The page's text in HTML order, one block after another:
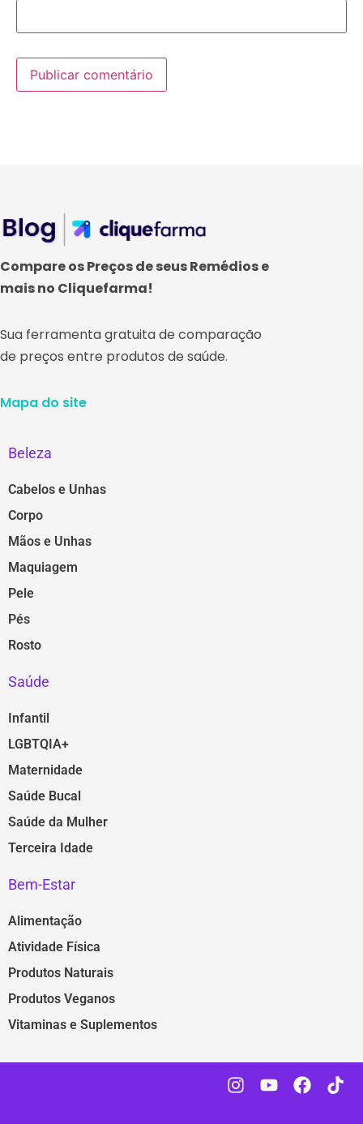
Compare os Preços de seus Remédios e
mais no Cliquefarma!
Sua ferramenta gratuita de comparação
de preços entre produtos de saúde.
Mapa do site
Beleza
Cabelos e Unhas
Corpo
Mãos e Unhas
Maquiagem
Pele
Pés
Rosto
Saúde
Infantil
LGBTQIA+
Maternidade
Saúde Bucal
Saúde da Mulher
Terceira Idade
Bem-Estar
Alimentação
Atividade Física
Produtos Naturais
Produtos Veganos
Vitaminas e Suplementos